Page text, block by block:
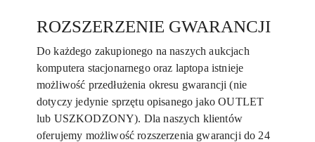
ROZSZERZENIE GWARANCJI
Do każdego zakupionego na naszych aukcjach
komputera stacjonarnego oraz laptopa istnieje
możliwość przedłużenia okresu gwarancji (nie
dotyczy jedynie sprzętu opisanego jako OUTLET
lub USZKODZONY). Dla naszych klientów
oferujemy możliwość rozszerzenia gwarancji do 24